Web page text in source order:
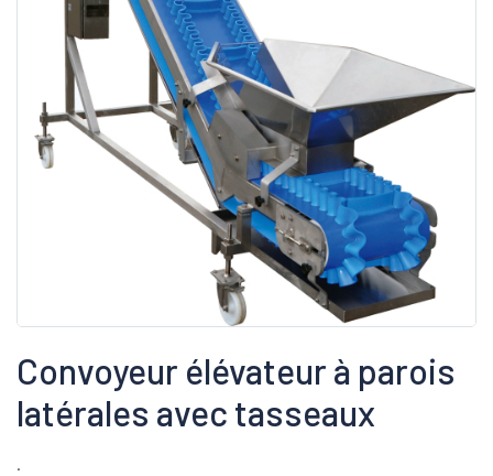
Convoyeur élévateur à parois
latérales avec tasseaux
.